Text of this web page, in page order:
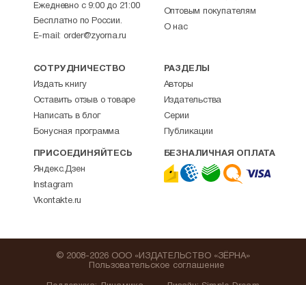
Ежедневно с 9:00 до 21:00
Бесплатно по России.
E-mail: order@zyorna.ru
Оптовым покупателям
О нас
СОТРУДНИЧЕСТВО
Издать книгу
Оставить отзыв о товаре
Написать в блог
Бонусная программа
РАЗДЕЛЫ
Авторы
Издательства
Серии
Публикации
ПРИСОЕДИНЯЙТЕСЬ
Яндекс.Дзен
Instagram
Vkontakte.ru
БЕЗНАЛИЧНАЯ ОПЛАТА
© 2008-2026 ООО «ИЗДАТЕЛЬСТВО «ЗЁРНА»
Пользовательское соглашение